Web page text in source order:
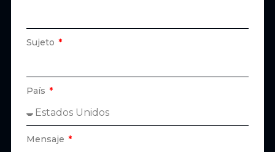
Sujeto
País
Mensaje